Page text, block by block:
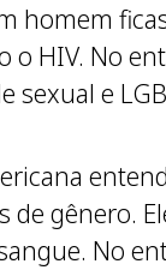
homem
HIV. No
sexual e
gênero.
No